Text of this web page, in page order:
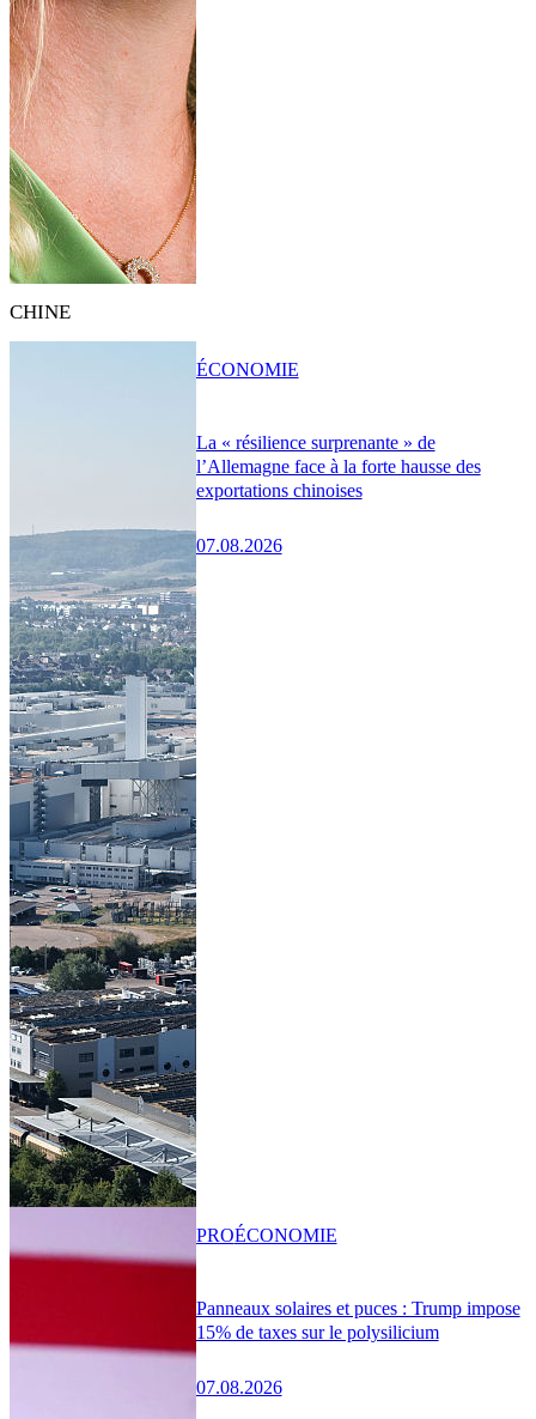
CHINE
La « résilience surprenante » de
l’Allemagne face à la forte hausse des
exportations chinoises
07.08.2026
ÉCONOMIE
Panneaux solaires et puces : Trump impose
15% de taxes sur le polysilicium
07.08.2026
PROÉCONOMIE